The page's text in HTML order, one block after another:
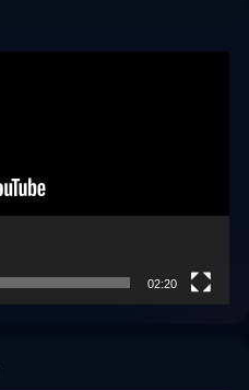
02:20